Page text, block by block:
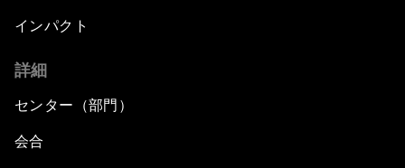
インパクト
詳細
センター（部門）
会合